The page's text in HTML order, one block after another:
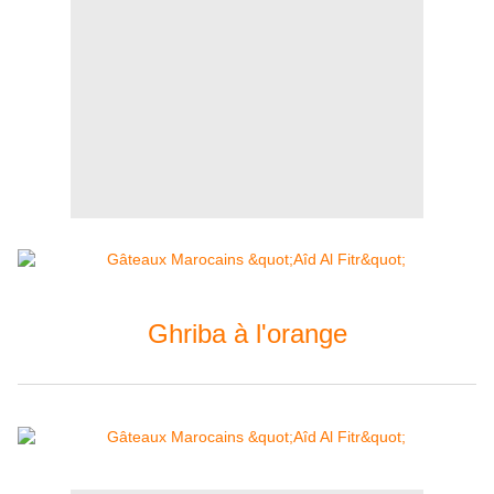
Ghriba à l'orange